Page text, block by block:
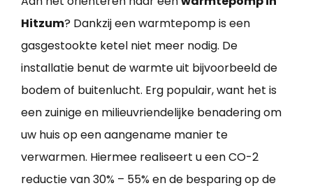
Hitzum? Dankzij een warmtepomp is een
gasgestookte ketel niet meer nodig. De
installatie benut de warmte uit bijvoorbeeld de
bodem of buitenlucht. Erg populair, want het is
een zuinige en milieuvriendelijke benadering om
uw huis op een aangename manier te
verwarmen. Hiermee realiseert u een CO-2
reductie van 30% – 55% en de besparing op de